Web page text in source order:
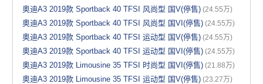
奥迪A3 2019款 Sportback 40 TFSI 风尚型 国V(停售) (24.55万)
奥迪A3 2019款 Sportback 40 TFSI 风尚型 国VI(停售) (24.55万)
奥迪A3 2019款 Sportback 40 TFSI 运动型 国V(停售) (24.55万)
奥迪A3 2019款 Sportback 40 TFSI 运动型 国VI(停售) (24.55万)
奥迪A3 2019款 Limousine 35 TFSI 时尚型 国VI(停售) (21.88万)
奥迪A3 2019款 Limousine 35 TFSI 运动型 国V(停售) (23.27万)